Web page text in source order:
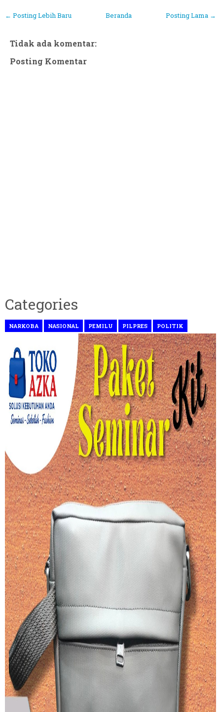
← Posting Lebih Baru Posting Lama →
Beranda
Tidak ada komentar:
Posting Komentar
Categories
NARKOBA NASIONAL PEMILU PILPRES POLITIK